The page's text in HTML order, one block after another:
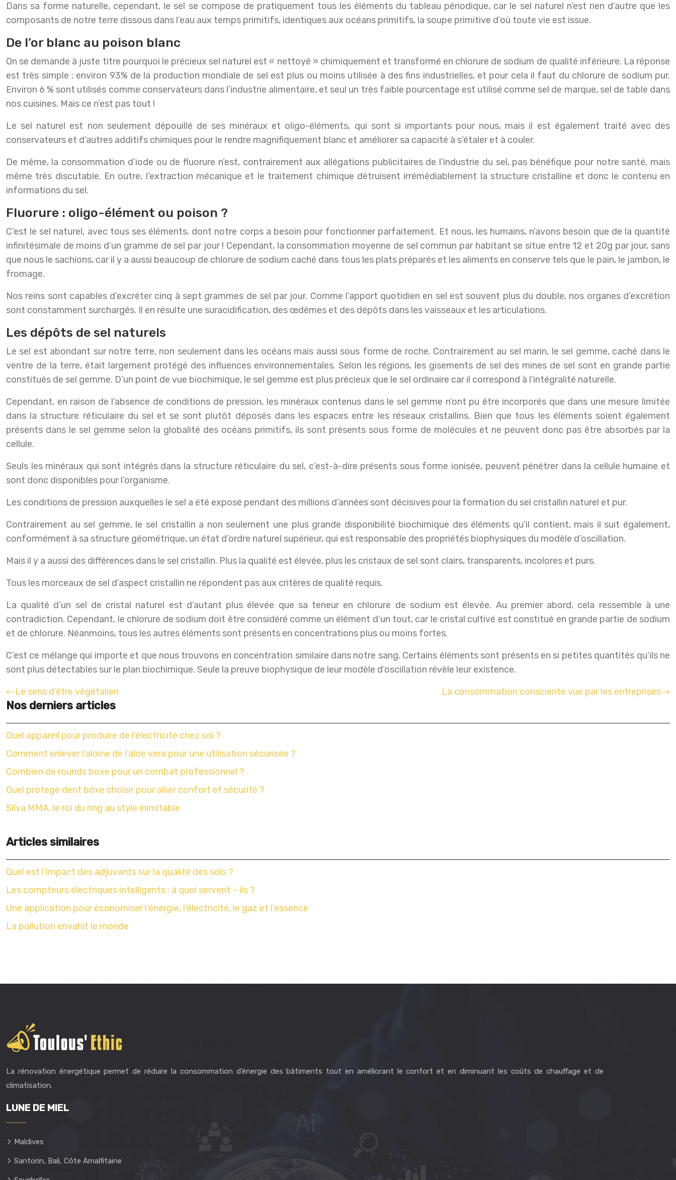
Dans sa forme naturelle, cependant, le sel se compose de pratiquement tous les éléments du tableau périodique, car le sel naturel n’est rien d’autre que les
composants de notre terre dissous dans l’eau aux temps primitifs, identiques aux océans primitifs, la soupe primitive d’où toute vie est issue.
De l’or blanc au poison blanc
On se demande à juste titre pourquoi le précieux sel naturel est « nettoyé » chimiquement et transformé en chlorure de sodium de qualité inférieure. La réponse
est très simple : environ 93% de la production mondiale de sel est plus ou moins utilisée à des fins industrielles, et pour cela il faut du chlorure de sodium pur.
Environ 6 % sont utilisés comme conservateurs dans l’industrie alimentaire, et seul un très faible pourcentage est utilisé comme sel de marque, sel de table dans
nos cuisines. Mais ce n’est pas tout !
Le sel naturel est non seulement dépouillé de ses minéraux et oligo-éléments, qui sont si importants pour nous, mais il est également traité avec des
conservateurs et d’autres additifs chimiques pour le rendre magnifiquement blanc et améliorer sa capacité à s’étaler et à couler.
De même, la consommation d’iode ou de fluorure n’est, contrairement aux allégations publicitaires de l’industrie du sel, pas bénéfique pour notre santé, mais
même très discutable. En outre, l’extraction mécanique et le traitement chimique détruisent irrémédiablement la structure cristalline et donc le contenu en
informations du sel.
Fluorure : oligo-élément ou poison ?
C’est le sel naturel, avec tous ses éléments, dont notre corps a besoin pour fonctionner parfaitement. Et nous, les humains, n’avons besoin que de la quantité
infinitésimale de moins d’un gramme de sel par jour ! Cependant, la consommation moyenne de sel commun par habitant se situe entre 12 et 20g par jour, sans
que nous le sachions, car il y a aussi beaucoup de chlorure de sodium caché dans tous les plats préparés et les aliments en conserve tels que le pain, le jambon, le
fromage.
Nos reins sont capables d’excréter cinq à sept grammes de sel par jour. Comme l’apport quotidien en sel est souvent plus du double, nos organes d’excrétion
sont constamment surchargés. Il en résulte une suracidification, des œdèmes et des dépôts dans les vaisseaux et les articulations.
Les dépôts de sel naturels
Le sel est abondant sur notre terre, non seulement dans les océans mais aussi sous forme de roche. Contrairement au sel marin, le sel gemme, caché dans le
ventre de la terre, était largement protégé des influences environnementales. Selon les régions, les gisements de sel des mines de sel sont en grande partie
constitués de sel gemme. D’un point de vue biochimique, le sel gemme est plus précieux que le sel ordinaire car il correspond à l’intégralité naturelle.
Cependant, en raison de l’absence de conditions de pression, les minéraux contenus dans le sel gemme n’ont pu être incorporés que dans une mesure limitée
dans la structure réticulaire du sel et se sont plutôt déposés dans les espaces entre les réseaux cristallins. Bien que tous les éléments soient également
présents dans le sel gemme selon la globalité des océans primitifs, ils sont présents sous forme de molécules et ne peuvent donc pas être absorbés par la
cellule.
Seuls les minéraux qui sont intégrés dans la structure réticulaire du sel, c’est-à-dire présents sous forme ionisée, peuvent pénétrer dans la cellule humaine et
sont donc disponibles pour l’organisme.
Les conditions de pression auxquelles le sel a été exposé pendant des millions d’années sont décisives pour la formation du sel cristallin naturel et pur.
Contrairement au sel gemme, le sel cristallin a non seulement une plus grande disponibilité biochimique des éléments qu’il contient, mais il suit également,
conformément à sa structure géométrique, un état d’ordre naturel supérieur, qui est responsable des propriétés biophysiques du modèle d’oscillation.
Mais il y a aussi des différences dans le sel cristallin. Plus la qualité est élevée, plus les cristaux de sel sont clairs, transparents, incolores et purs.
Tous les morceaux de sel d’aspect cristallin ne répondent pas aux critères de qualité requis.
La qualité d’un sel de cristal naturel est d’autant plus élevée que sa teneur en chlorure de sodium est élevée. Au premier abord, cela ressemble à une
contradiction. Cependant, le chlorure de sodium doit être considéré comme un élément d’un tout, car le cristal cultivé est constitué en grande partie de sodium
et de chlorure. Néanmoins, tous les autres éléments sont présents en concentrations plus ou moins fortes.
C’est ce mélange qui importe et que nous trouvons en concentration similaire dans notre sang. Certains éléments sont présents en si petites quantités qu’ils ne
sont plus détectables sur le plan biochimique. Seule la preuve biophysique de leur modèle d’oscillation révèle leur existence.
Le sens d’être végétalien
La consommation consciente vue par les entreprises
Nos derniers articles
Quel appareil pour produire de l’électricité chez soi ?
Comment enlever l’aloine de l’aloe vera pour une utilisation sécurisée ?
Combien de rounds boxe pour un combat professionnel ?
Quel protege dent boxe choisir pour allier confort et sécurité ?
Silva MMA, le roi du ring au style inimitable
Articles similaires
Quel est l’impact des adjuvants sur la qualité des sols ?
Les compteurs électriques intelligents : à quoi servent – ils ?
Une application pour économiser l’énergie, l’électricité, le gaz et l’essence
La pollution envahit le monde
La rénovation énergétique permet de réduire la consommation d’énergie des bâtiments tout en améliorant le confort et en diminuant les coûts de chauffage et de
climatisation.
LUNE DE MIEL
Maldives
Santorin, Bali, Côte Amalfitaine